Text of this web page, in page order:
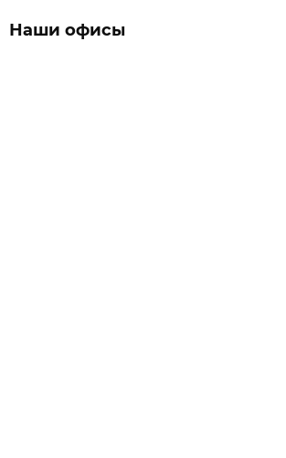
Наши офисы